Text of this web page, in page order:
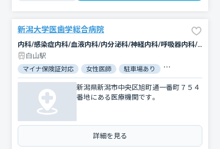
新潟大学医歯学総合病院
内科/感染症内科/血液内科/内分泌科/神経内科/呼吸器内科/循環器科/消化器科/腎臓内科・外科/肝臓内科・外科/腫瘍内科・外科/脳神経外科/呼吸器外科/心臓血管外科/乳腺外科/外科/整形外科/形成外科/美容外科/小児科/小児外科/産婦人科/眼科/耳鼻咽喉科/皮膚科/泌尿器科/精神科・神経科/心療内科/歯科/矯正歯科/歯科口腔外科/小児歯科/リハビリテーション/放射線科/臨床検査・病理診断/救急科/麻酔科
白山駅
マイナ保険証対応 女性医師 駐車場あり バリアフリー
新潟県新潟市中央区旭町通一番町７５４
番地にある医療機関です。
詳細を見る